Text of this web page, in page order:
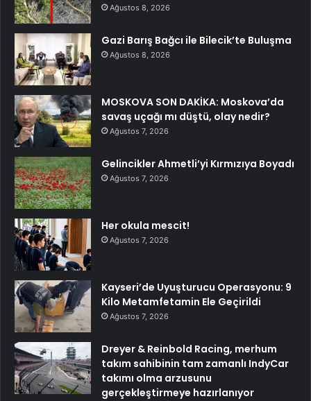
Ağustos 8, 2026
Gazi Barış Bağcı ile Bilecik’te Buluşma
Ağustos 8, 2026
MOSKOVA SON DAKİKA: Moskova’da
savaş uçağı mı düştü, olay nedir?
Ağustos 7, 2026
Gelincikler Ahmetli’yi Kırmızıya Boyadı
Ağustos 7, 2026
Her okula mescit!
Ağustos 7, 2026
Kayseri’de Uyuşturucu Operasyonu: 9
Kilo Metamfetamin Ele Geçirildi
Ağustos 7, 2026
Dreyer & Reinbold Racing, merhum
takım sahibinin tam zamanlı IndyCar
takımı olma arzusunu
gerçekleştirmeye hazırlanıyor